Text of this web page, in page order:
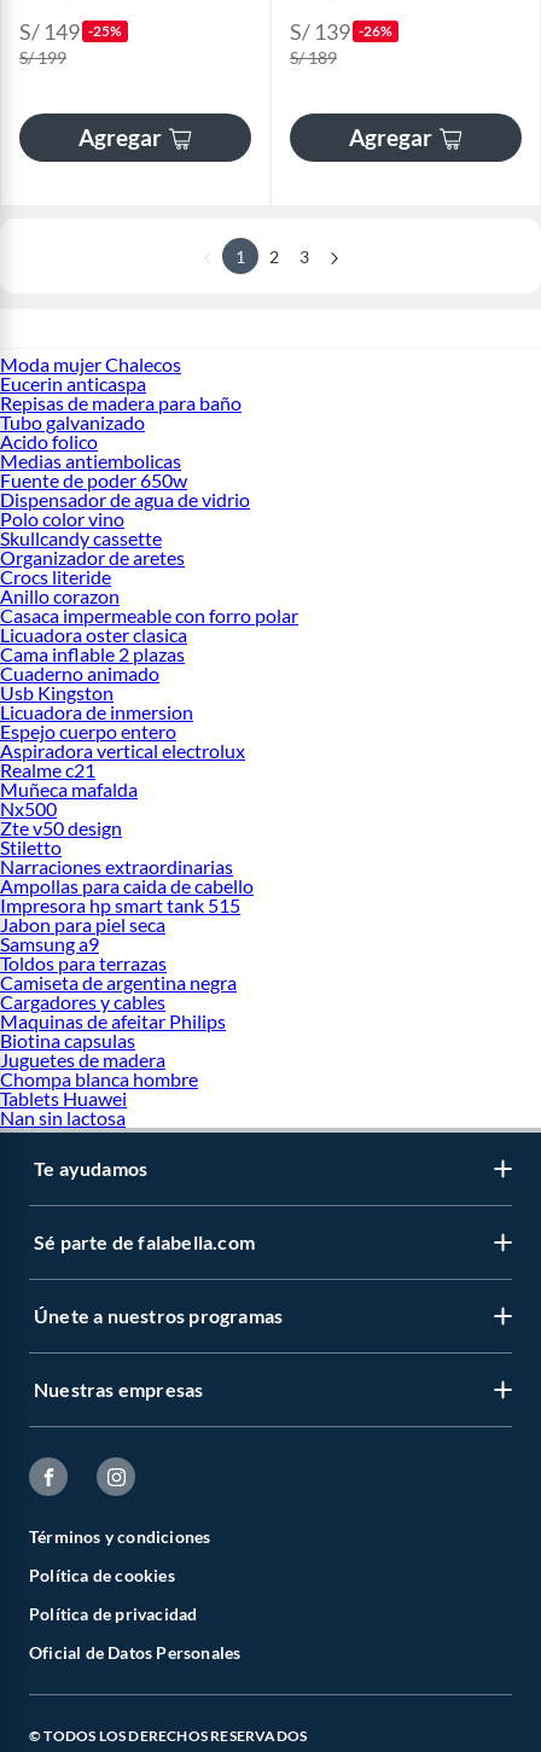
S/ 149 -25%
S/ 199
Agregar
S/ 139 -26%
S/ 189
Agregar
1 2 3
Moda mujer Chalecos
Eucerin anticaspa
Repisas de madera para baño
Tubo galvanizado
Acido folico
Medias antiembolicas
Fuente de poder 650w
Dispensador de agua de vidrio
Polo color vino
Skullcandy cassette
Organizador de aretes
Crocs literide
Anillo corazon
Casaca impermeable con forro polar
Licuadora oster clasica
Cama inflable 2 plazas
Cuaderno animado
Usb Kingston
Licuadora de inmersion
Espejo cuerpo entero
Aspiradora vertical electrolux
Realme c21
Muñeca mafalda
Nx500
Zte v50 design
Stiletto
Narraciones extraordinarias
Ampollas para caida de cabello
Impresora hp smart tank 515
Jabon para piel seca
Samsung a9
Toldos para terrazas
Camiseta de argentina negra
Cargadores y cables
Maquinas de afeitar Philips
Biotina capsulas
Juguetes de madera
Chompa blanca hombre
Tablets Huawei
Nan sin lactosa
Te ayudamos
Sé parte de falabella.com
Únete a nuestros programas
Nuestras empresas
Términos y condiciones
Política de cookies
Política de privacidad
Oficial de Datos Personales
© TODOS LOS DERECHOS RESERVADOS